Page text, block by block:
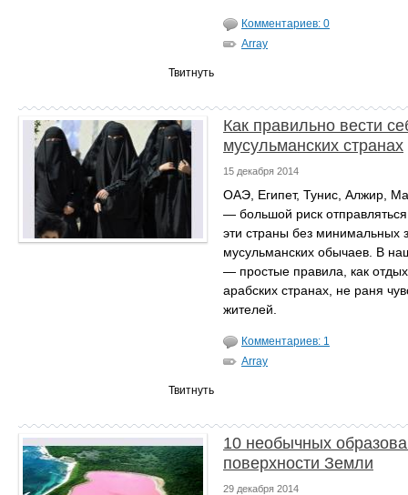
Комментариев: 0
Array
Твитнуть
Как правильно вести
мусульманских странах
15 декабря 2014
ОАЭ, Египет, Тунис, Алжир,
— большой риск
эти страны без минимальных
мусульманских обычаев. В
— простые правила, как
арабских странах, не раня
жителей.
Комментариев: 1
Array
Твитнуть
10 необычных
поверхности Земли
29 декабря 2014